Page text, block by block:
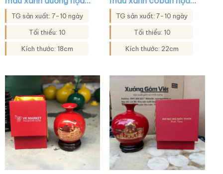
tiết thuyền buồm XG-
BHL15
TG sản xuất: 7-10 ngày
Tối thiểu: 10
Kích thước: 18cm
tiết bát mã XG-
BHL32
TG sản xuất: 7-10 ngày
Tối thiểu: 10
Kích thước: 22cm